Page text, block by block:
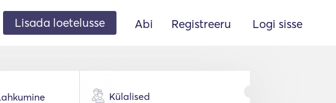
Lisada loetelusse Abi Registreeru Logi sisse
Külalised